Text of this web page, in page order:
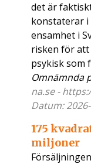
det är
konstaterar
ensamhet i
risken för att
psykisk som
Omnämnda
na.se -
Datum:
175
miljoner